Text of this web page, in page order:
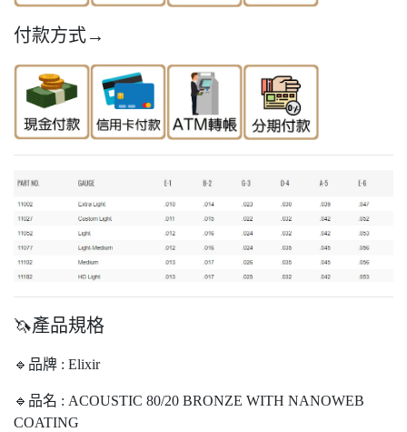
付款方式→
🦄產品規格
🔹品牌 : Elixir
🔹品名 : ACOUSTIC 80/20 BRONZE WITH NANOWEB
COATING